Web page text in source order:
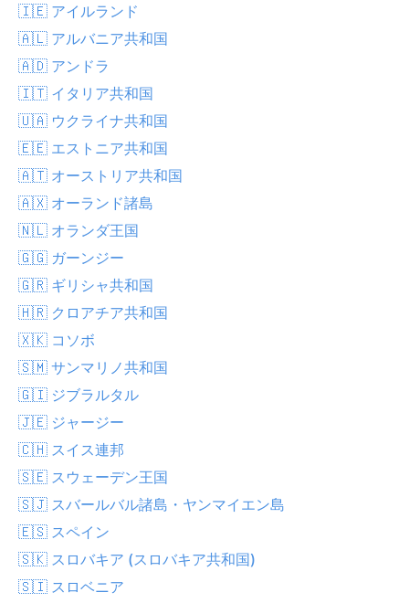
🇮🇪 アイルランド
🇦🇱 アルバニア共和国
🇦🇩 アンドラ
🇮🇹 イタリア共和国
🇺🇦 ウクライナ共和国
🇪🇪 エストニア共和国
🇦🇹 オーストリア共和国
🇦🇽 オーランド諸島
🇳🇱 オランダ王国
🇬🇬 ガーンジー
🇬🇷 ギリシャ共和国
🇭🇷 クロアチア共和国
🇽🇰 コソボ
🇸🇲 サンマリノ共和国
🇬🇮 ジブラルタル
🇯🇪 ジャージー
🇨🇭 スイス連邦
🇸🇪 スウェーデン王国
🇸🇯 スバールバル諸島・ヤンマイエン島
🇪🇸 スペイン
🇸🇰 スロバキア (スロバキア共和国)
🇸🇮 スロベニア